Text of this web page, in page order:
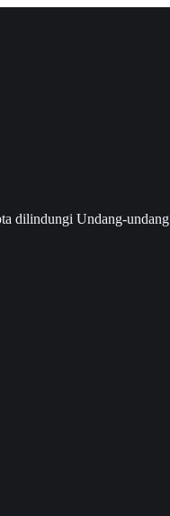
dilindungi Undang-undang